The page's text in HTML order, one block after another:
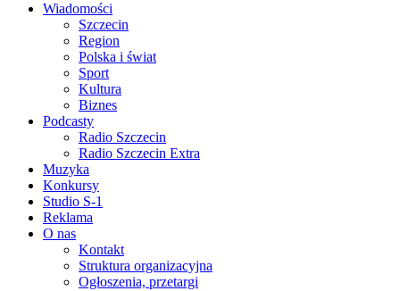
Wiadomości
Szczecin
Region
Polska i świat
Sport
Kultura
Biznes
Podcasty
Radio Szczecin
Radio Szczecin Extra
Muzyka
Konkursy
Studio S-1
Reklama
O nas
Kontakt
Struktura organizacyjna
Ogłoszenia, przetargi